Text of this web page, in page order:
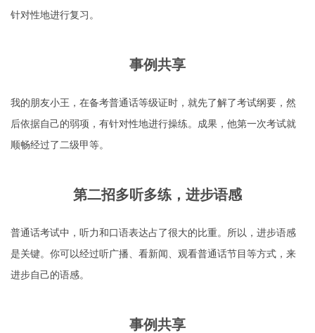
针对性地进行复习。
事例共享
我的朋友小王，在备考普通话等级证时，就先了解了考试纲要，然
后依据自己的弱项，有针对性地进行操练。成果，他第一次考试就
顺畅经过了二级甲等。
第二招多听多练，进步语感
普通话考试中，听力和口语表达占了很大的比重。所以，进步语感
是关键。你可以经过听广播、看新闻、观看普通话节目等方式，来
进步自己的语感。
事例共享